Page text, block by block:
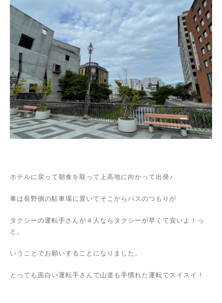
ホテルに戻って朝食を取って上高地に向かって出発♪
車は長野側の駐車場に置いてそこからバスのつもりが
タクシーの運転手さんが４人ならタクシーが早くて安いよ！っ
と。
いうことでお願いすることになりました。
とっても面白い運転手さんで山道も手慣れた運転でスイスイ！